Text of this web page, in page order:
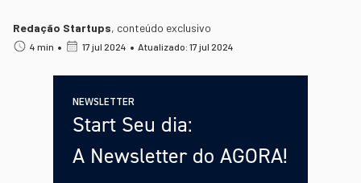
Redação Startups, conteúdo exclusivo
4 min • 17 jul 2024 • Atualizado: 17 jul 2024
NEWSLETTER
Start Seu dia:
A Newsletter do AGORA!